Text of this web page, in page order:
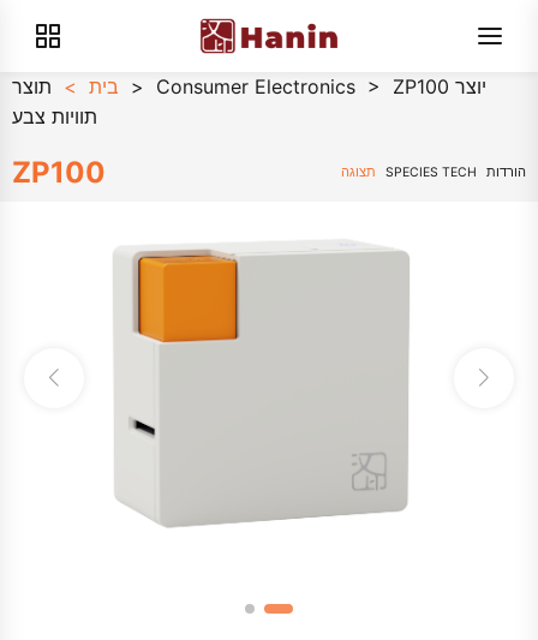
בית > תוצר > Consumer Electronics >
ZP100 יוצר
תוויות צבע
ZP100 תצוגה SPECIES TECH הורדות